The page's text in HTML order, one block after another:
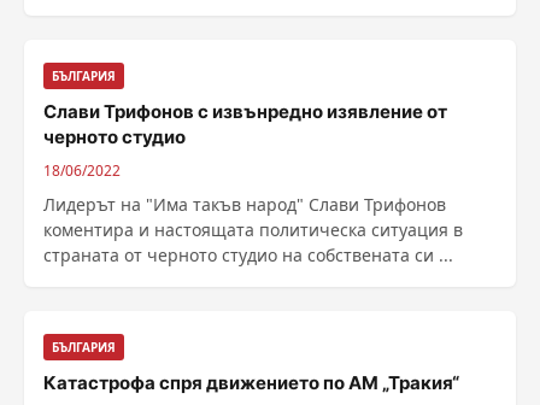
БЪЛГАРИЯ
Слави Трифонов с извънредно изявление от
черното студио
18/06/2022
Лидерът на "Има такъв народ" Слави Трифонов
коментира и настоящата политическа ситуация в
страната от черното студио на собствената си ...
БЪЛГАРИЯ
Катастрофа спря движението по АМ „Тракия“